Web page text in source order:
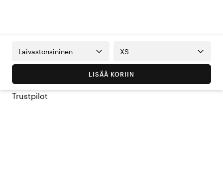
Laivastonsininen XS
LISÄÄ KORIIN
Trustpilot